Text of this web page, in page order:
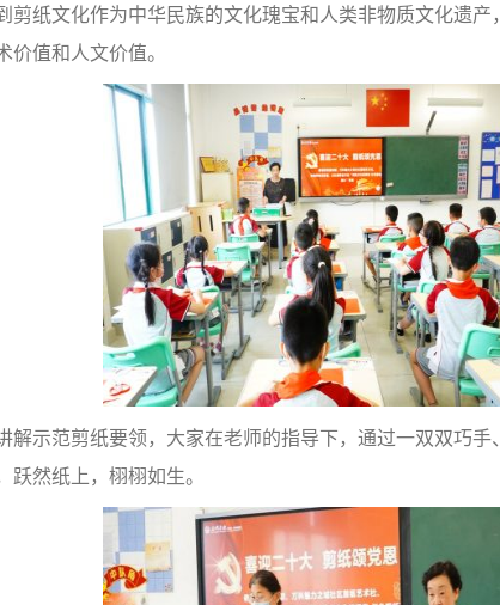
剪纸文化作为中华民族的文化瑰宝和人类非物质文化遗产
价值和人文价值。
解示范剪纸要领，大家在老师的指导下，通过一双双巧手
跃然纸上，栩栩如生。